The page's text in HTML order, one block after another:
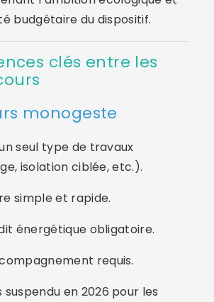
budgétaire du dispositif.
clés entre les
monogeste
seul type de travaux
isolation ciblée, etc.).
simple et rapide.
énergétique obligatoire.
requis.
suspendu en 2026 pour les